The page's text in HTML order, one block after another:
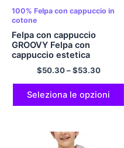
100% Felpa con cappuccio in
cotone
Felpa con cappuccio
GROOVY Felpa con
cappuccio estetica
Comfort casual 100% Felpa
con cappuccio in cotone
multicolore
$50.30–$53.30
Seleziona le opzioni